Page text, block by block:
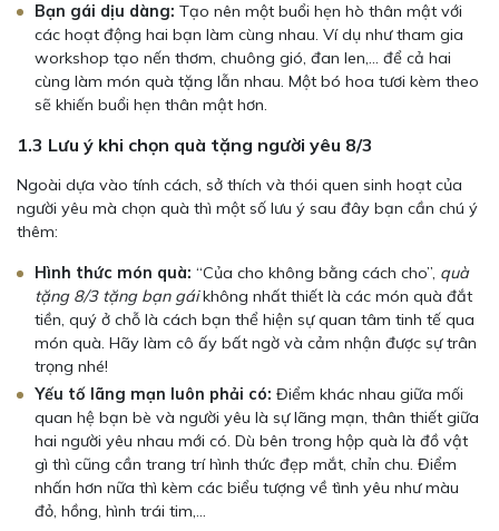
Bạn gái dịu dàng: Tạo nên một buổi hẹn hò thân mật với
các hoạt động hai bạn làm cùng nhau. Ví dụ như tham gia
workshop tạo nến thơm, chuông gió, đan len,… để cả hai
cùng làm món quà tặng lẫn nhau. Một bó hoa tươi kèm theo
sẽ khiến buổi hẹn thân mật hơn.
1.3 Lưu ý khi chọn quà tặng người yêu 8/3
Ngoài dựa vào tính cách, sở thích và thói quen sinh hoạt của
người yêu mà chọn quà thì một số lưu ý sau đây bạn cần chú ý
thêm:
Hình thức món quà: “Của cho không bằng cách cho”, quà
tặng 8/3 tặng bạn gáikhông nhất thiết là các món quà đắt
tiền, quý ở chỗ là cách bạn thể hiện sự quan tâm tinh tế qua
món quà. Hãy làm cô ấy bất ngờ và cảm nhận được sự trân
trọng nhé!
Yếu tố lãng mạn luôn phải có: Điểm khác nhau giữa mối
quan hệ bạn bè và người yêu là sự lãng mạn, thân thiết giữa
hai người yêu nhau mới có. Dù bên trong hộp quà là đồ vật
gì thì cũng cần trang trí hình thức đẹp mắt, chỉn chu. Điểm
nhấn hơn nữa thì kèm các biểu tượng về tình yêu như màu
đỏ, hồng, hình trái tim,…